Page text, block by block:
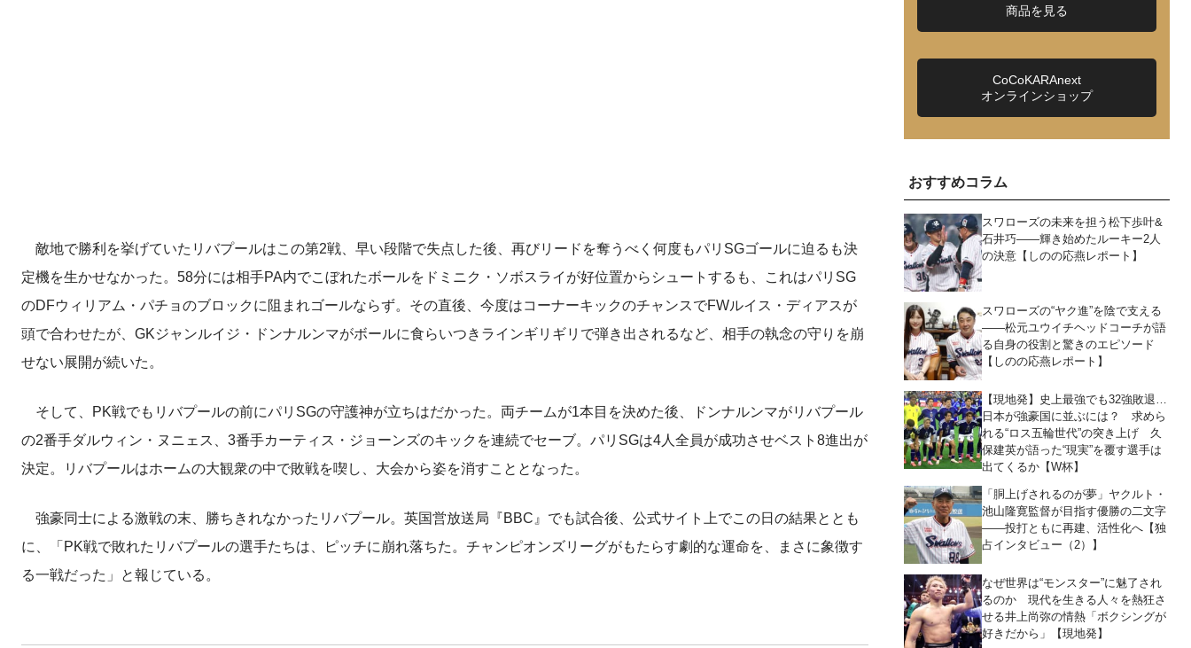
敵地で勝利を挙げていたリバプールはこの第2戦、早い段階で失点した後、再びリードを奪うべく何度もパリSGゴールに迫るも決
定機を生かせなかった。58分には相手PA内でこぼれたボールをドミニク・ソボスライが好位置からシュートするも、これはパリSG
のDFウィリアム・パチョのブロックに阻まれゴールならず。その直後、今度はコーナーキックのチャンスでFWルイス・ディアスが
頭で合わせたが、GKジャンルイジ・ドンナルンマがボールに食らいつきラインギリギリで弾き出されるなど、相手の執念の守りを崩
せない展開が続いた。
そして、PK戦でもリバプールの前にパリSGの守護神が立ちはだかった。両チームが1本目を決めた後、ドンナルンマがリバプール
の2番手ダルウィン・ヌニェス、3番手カーティス・ジョーンズのキックを連続でセーブ。パリSGは4人全員が成功させベスト8進出が
決定。リバプールはホームの大観衆の中で敗戦を喫し、大会から姿を消すこととなった。
強豪同士による激戦の末、勝ちきれなかったリバプール。英国営放送局『BBC』でも試合後、公式サイト上でこの日の結果ととも
に、「PK戦で敗れたリバプールの選手たちは、ピッチに崩れ落ちた。チャンピオンズリーグがもたらす劇的な運命を、まさに象徴す
る一戦だった」と報じている。
商品を見る
CoCoKARAnext
オンラインショップ
おすすめコラム
スワローズの未来を担う松下歩叶&
石井巧――輝き始めたルーキー2人
の決意【しのの応燕レポート】
スワローズの“ヤク進”を陰で支える
――松元ユウイチヘッドコーチが語
る自身の役割と驚きのエピソード
【しのの応燕レポート】
【現地発】史上最強でも32強敗退…
日本が強豪国に並ぶには？ 求めら
れる“ロス五輪世代”の突き上げ 久
保建英が語った“現実”を覆す選手は
出てくるか【W杯】
「胴上げされるのが夢」ヤクルト・
池山隆寛監督が目指す優勝の二文字
――投打ともに再建、活性化へ【独
占インタビュー（2）】
なぜ世界は“モンスター”に魅了され
るのか 現代を生きる人々を熱狂さ
せる井上尚弥の情熱「ボクシングが
好きだから」【現地発】